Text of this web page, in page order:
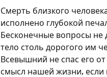
Смерть близкого
исполнено глубокой
Бесконечные вопросы не
тело столь дорогого им
Всевышний не спас его
смысл нашей жизни, если